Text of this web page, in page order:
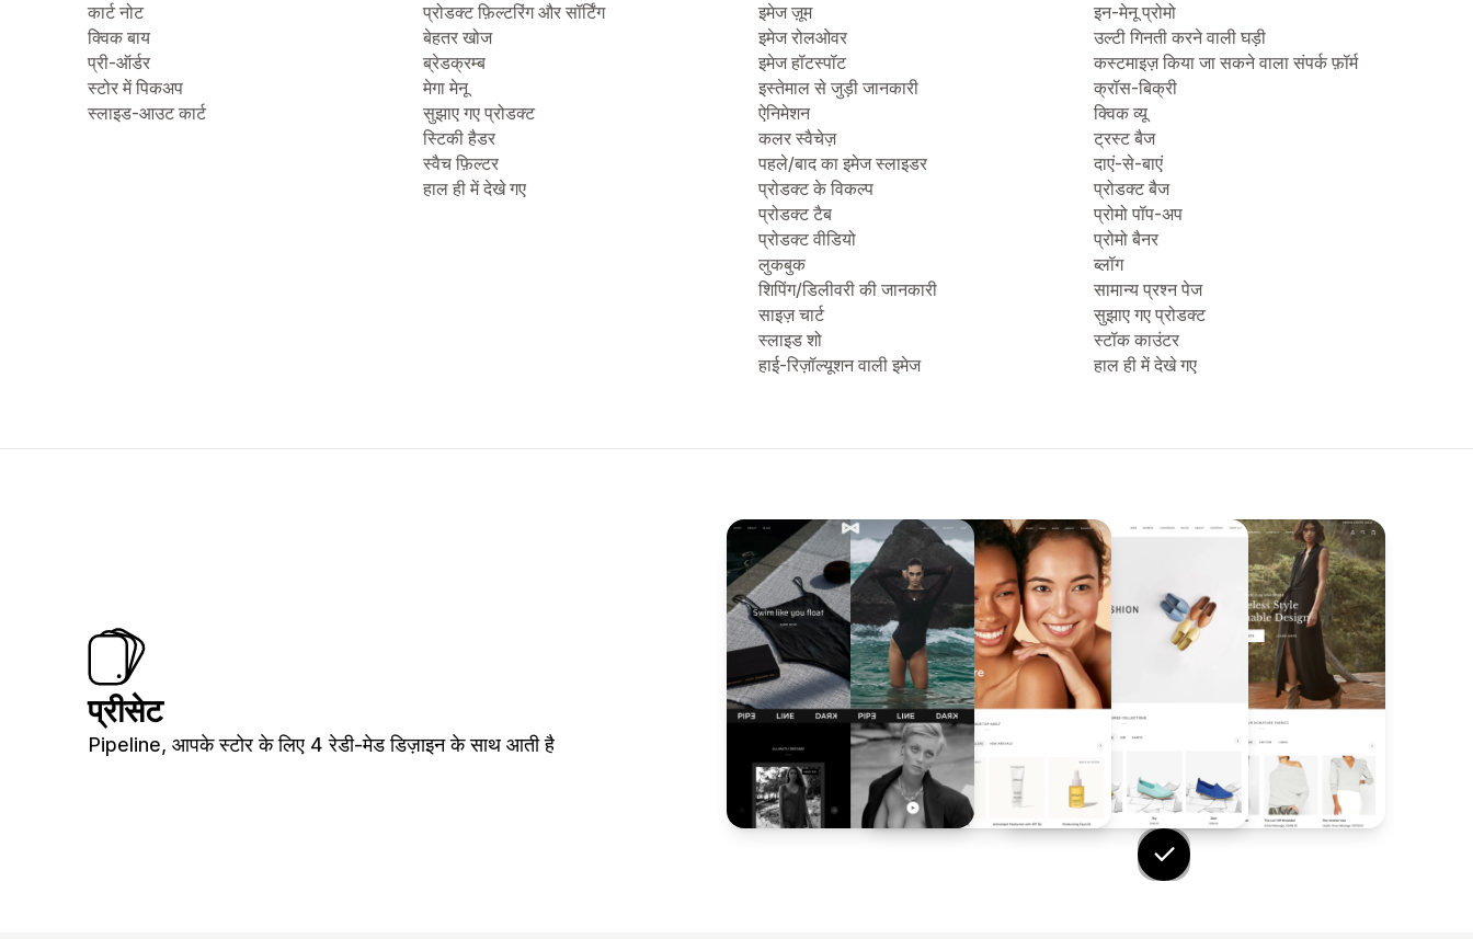
कार्ट नोट
क्विक बाय
प्री-ऑर्डर
स्टोर में पिकअप
स्लाइड-आउट कार्ट
प्रोडक्ट फ़िल्टरिंग और सॉर्टिंग
बेहतर खोज
ब्रेडक्रम्ब
मेगा मेनू
सुझाए गए प्रोडक्ट
स्टिकी हैडर
स्वैच फ़िल्टर
हाल ही में देखे गए
इमेज ज़ूम
इमेज रोलओवर
इमेज हॉटस्पॉट
इस्तेमाल से जुड़ी जानकारी
ऐनिमेशन
कलर स्वैचेज़
पहले/बाद का इमेज स्लाइडर
प्रोडक्ट के विकल्प
प्रोडक्ट टैब
प्रोडक्ट वीडियो
लुकबुक
शिपिंग/डिलीवरी की जानकारी
साइज़ चार्ट
स्लाइड शो
हाई-रिज़ॉल्यूशन वाली इमेज
इन-मेनू प्रोमो
उल्टी गिनती करने वाली घड़ी
कस्टमाइज़ किया जा सकने वाला संपर्क फ़ॉर्म
क्रॉस-बिक्री
क्विक व्यू
ट्रस्ट बैज
दाएं-से-बाएं
प्रोडक्ट बैज
प्रोमो पॉप-अप
प्रोमो बैनर
ब्लॉग
सामान्य प्रश्न पेज
सुझाए गए प्रोडक्ट
स्टॉक काउंटर
हाल ही में देखे गए
प्रीसेट
Pipeline, आपके स्टोर के लिए 4 रेडी-मेड डिज़ाइन के साथ आती है